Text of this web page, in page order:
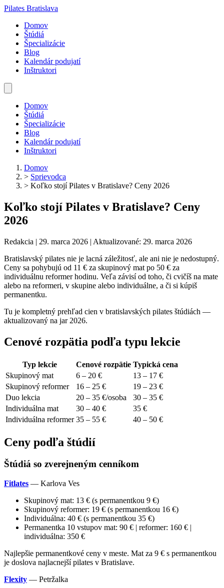
Pilates Bratislava
Domov
Štúdiá
Špecializácie
Blog
Kalendár podujatí
Inštruktori
Domov
Štúdiá
Špecializácie
Blog
Kalendár podujatí
Inštruktori
Domov
> Sprievodca
> Koľko stojí Pilates v Bratislave? Ceny 2026
Koľko stojí Pilates v Bratislave? Ceny
2026
Redakcia | 29. marca 2026 | Aktualizované: 29. marca 2026
Bratislavský pilates nie je lacná záležitosť, ale ani nie je nedostupný.
Ceny sa pohybujú od 11 € za skupinový mat po 50 € za
individuálnu reformer hodinu. Veľa závisí od toho, či cvičíš na mate
alebo na reformeri, v skupine alebo individuálne, a či si kúpiš
permanentku.
Tu je kompletný prehľad cien v bratislavských pilates štúdiách —
aktualizovaný na jar 2026.
Cenové rozpätia podľa typu lekcie
Typ lekcie Cenové rozpätie Typická cena
Skupinový mat
6 – 20 €
13 – 17 €
Skupinový reformer
16 – 25 €
19 – 23 €
Duo lekcia
20 – 35 €/osoba
30 – 35 €
Individuálna mat
30 – 40 €
35 €
Individuálna reformer 35 – 55 € 40 – 50 €
Ceny podľa štúdií
Štúdiá so zverejneným cenníkom
Fitlates — Karlova Ves
Skupinový mat: 13 € (s permanentkou 9 €)
Skupinový reformer: 19 € (s permanentkou 16 €)
Individuálna: 40 € (s permanentkou 35 €)
Permanentka 10 vstupov mat: 90 € | reformer: 160 € |
individuálna: 350 €
Najlepšie permanentkové ceny v meste. Mat za 9 € s permanentkou
je doslova najlacnejší pilates v Bratislave.
Flexity — Petržalka